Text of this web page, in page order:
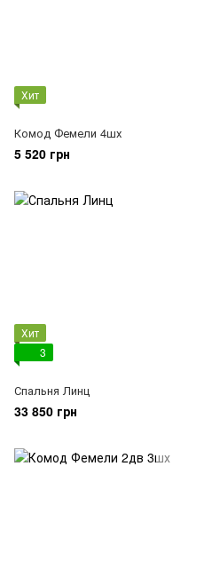
Хит
Комод Фемели 4шх
5 520 грн
Хит
3
Спальня Линц
33 850 грн